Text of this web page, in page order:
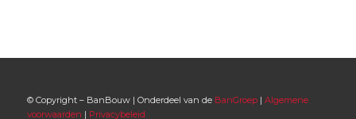
© Copyright – BanBouw | Onderdeel van de BanGroep| Algemene
voorwaarden | Privacybeleid